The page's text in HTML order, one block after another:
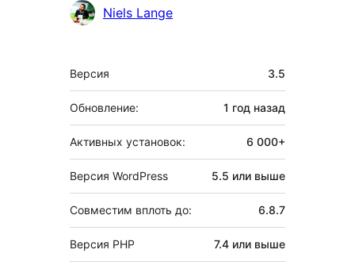
УчастникиNiels Lange
Мета
Версия 3.5
Обновление: 1 год назад
Активных установок: 6 000+
Версия WordPress 5.5 или выше
Совместим вплоть до: 6.8.7
Версия PHP 7.4 или выше